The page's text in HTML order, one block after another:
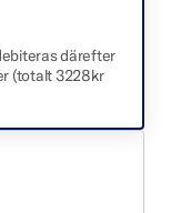
därefter
(totalt 3228kr